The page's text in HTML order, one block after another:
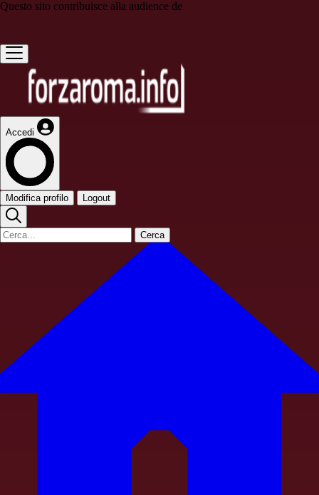
Questo sito contribuisce alla audience de
Accedi
Modifica profilo Logout
Cerca